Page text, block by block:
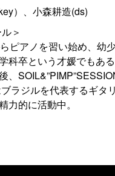
）、小森耕造(ds)
＞
ピアノを習い始め、幼
科卒という才媛でもあ
、
ラジルを代表するギ
力的に活動中。